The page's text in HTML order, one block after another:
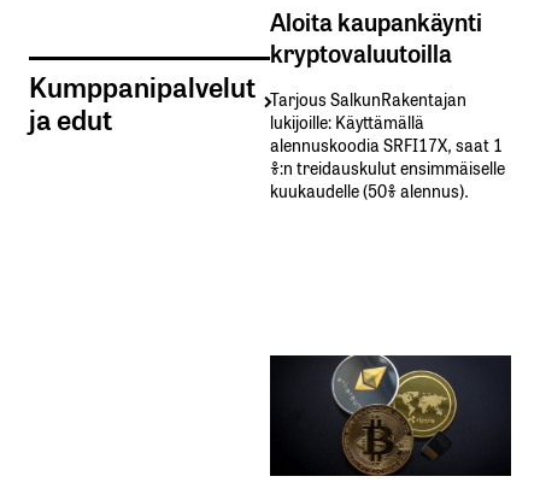
Kumppanipalvelut
ja edut
Aloita kaupankäynti
kryptovaluutoilla
Tarjous SalkunRakentajan
lukijoille: Käyttämällä​ ​
alennuskoodia​ ​SRFI17X,​ ​saat​ ​1
%:n treidauskulut​ ​ensimmäiselle​ ​
kuukaudelle​ ​(50%​ ​alennus).